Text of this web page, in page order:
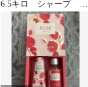
6.5キロ シャープ 乾
燥付 一人暮らし 安
い 設置無料